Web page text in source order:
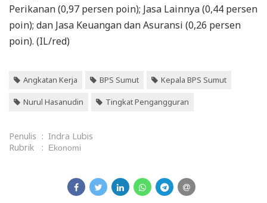
Perikanan (0,97 persen poin); Jasa Lainnya (0,44 persen
poin); dan Jasa Keuangan dan Asuransi (0,26 persen
poin). (IL/red)
Angkatan Kerja BPS Sumut Kepala BPS Sumut
Nurul Hasanudin Tingkat Pengangguran
Penulis : Indra Lubis
Rubrik
: Ekonomi